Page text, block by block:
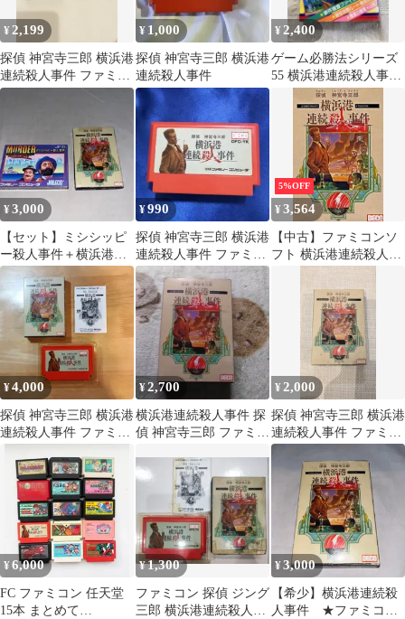
¥2,199
探偵 神宮寺三郎 横浜港
連続殺人事件 ファミコ
ンソフト
¥ 1,000
探偵 神宮寺三郎 横浜港
連続殺人事件
¥2,400
ゲーム必勝法シリーズ
55 横浜港連続殺人事
件 同梱割引有り 初
¥3,000
【セット】ミシシッピ
ー殺人事件＋横浜港連
続殺人事件 ★ファミ
コン★ ＠
¥990
探偵 神宮寺三郎 横浜港
連続殺人事件 ファミコ
ン FC
5%OFF
¥3,564
【中古】ファミコンソ
フト 横浜港連続殺人事
¥4,000
探偵 神宮寺三郎 横浜港
連続殺人事件 ファミコ
り）
¥2,700
横浜港連続殺人事件 探
偵 神宮寺三郎 ファミコ
¥ 2,000
探偵 神宮寺三郎 横浜港
連続殺人事件 ファミコ
ン
¥6,000
FC ファミコン 任天堂
15本 まとめて
¥1,300
ファミコン 探偵 ジング
三郎 横浜港連続殺人事
¥3,000
【希少】横浜港連続殺
人事件 ★ファミコン